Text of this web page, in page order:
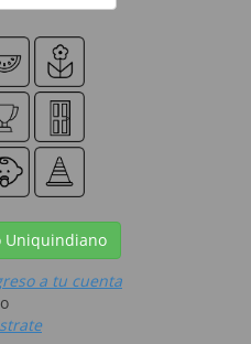
Uniquindiano
a tu cuenta
o